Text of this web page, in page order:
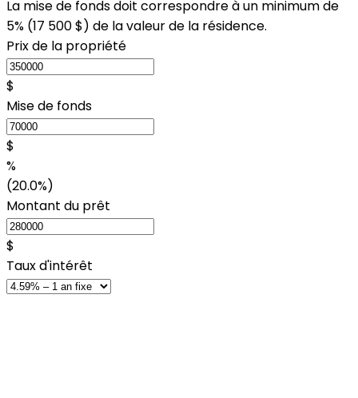
La mise de fonds doit correspondre à un minimum de
5% (17 500 $) de la valeur de la résidence.
Prix de la propriété
$
Mise de fonds
$
%
(20.0%)
Montant du prêt
$
Taux d'intérêt